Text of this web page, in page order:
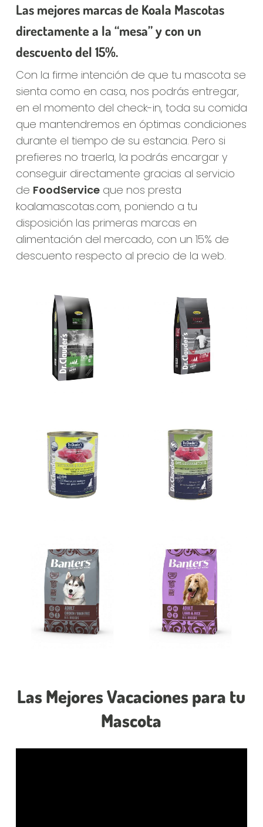
Las mejores marcas de Koala Mascotas
directamente a la “mesa” y con un
descuento del 15%.
Con la firme intención de que tu mascota se
sienta como en casa, nos podrás entregar,
en el momento del check-in, toda su comida
que mantendremos en óptimas condiciones
durante el tiempo de su estancia. Pero si
prefieres no traerla, la podrás encargar y
conseguir directamente gracias al servicio
de FoodServiceque nos presta
koalamascotas.com, poniendo a tu
disposición las primeras marcas en
alimentación del mercado, con un 15% de
descuento respecto al precio de la web.
Las Mejores Vacaciones para tu
Mascota